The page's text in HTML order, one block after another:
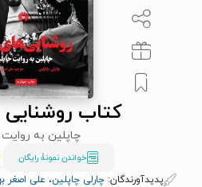
کتاب
چاپلین به
خواندن نمونۀ رایگان
پدیدآورندگان: چارلی چاپلین، علی اصغر